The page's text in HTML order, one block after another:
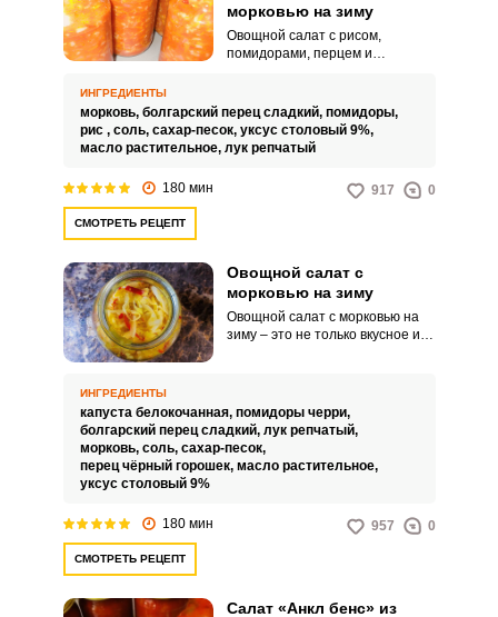
морковью на зиму
Овощной салат с рисом,
помидорами, перцем и
Приготовив его один раз, вы
станете его готовить каждый
год. Можете открыть баночку
качестве закуски или заправки
ИНГРЕДИЕНТЫ
морковь, болгарский перец сладкий, помидоры,
рис , соль, сахар-песок, уксус столовый 9%,
масло растительное, лук репчатый
180 мин 917 0
СМОТРЕТЬ РЕЦЕПТ
Овощной салат с
морковью на зиму
Овощной салат с морковью на
зиму – это не только вкусное и
и очень практичная закуска,
которую можно использовать в
качестве гарнира к мясным или
рыбным блюдам. Также такой
салат с легкостью может стать
ИНГРЕДИЕНТЫ
капуста белокочанная, помидоры черри,
болгарский перец сладкий, лук репчатый,
морковь, соль, сахар-песок,
перец чёрный горошек, масло растительное,
уксус столовый 9%
180 мин 957 0
СМОТРЕТЬ РЕЦЕПТ
Салат «Анкл бенс» из
Запомнить меня
ВХОД
ЕЩЕ НЕ ЗАРЕГИСТРИРОВАННЫ?